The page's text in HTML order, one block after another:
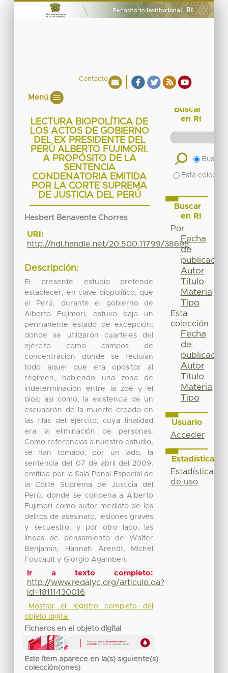
Contacto
Menú
LECTURA BIOPOLÍTICA DE
LOS ACTOS DE GOBIERNO
DEL EX PRESIDENTE DEL
PERÚ ALBERTO FUJIMORI.
A PROPÓSITO DE LA
SENTENCIA
CONDENATORIA EMITIDA
POR LA CORTE SUPREMA
DE JUSTICIA DEL PERÚ
Hesbert Benavente Chorres
URI:
http://hdl.handle.net/20.500.11799/38695
Descripción:
El presente estudio pretende
establecer, en clave biopolítico, que
el Perú, durante el gobierno de
Alberto Fujimori, estuvo bajo un
permanente estado de excepción;
donde se utilizaron cuarteles del
ejército como campos de
concentración donde se recluían
todo aquel que era opositor al
régimen, habiendo una zona de
indeterminación entre la zoé y el
bios; así como, la existencia de un
escuadrón de la muerte creado en
las filas del ejército, cuya finalidad
era la eliminación de personas.
Como referencias a nuestro estudio,
se han tomado, por un lado, la
sentencia del 07 de abril del 2009,
emitida por la Sala Penal Especial de
la Corte Suprema de Justicia del
Perú, donde se condena a Alberto
Fujimori como autor mediato de los
delitos de asesinato, lesiones graves
y secuestro; y por otro lado, las
líneas de pensamiento de Walter
Benjamín, Hannah Arendt, Michel
Foucault y Giorgio Agamben.
Ir a texto completo:
http://www.redalyc.org/articulo.oa?
id=18111430016
Mostrar el registro completo del
objeto digital
Ficheros en el objeto digital
Este ítem aparece en la(s) siguiente(s)
colección(ones)
Buscar
en RI
Buscar
Esta
Buscar
en RI
Por
Fecha
de
publicación
Autor
Título
Materia
Tipo
Esta
colección
Fecha
de
publicación
Autor
Título
Materia
Tipo
Usuario
Acceder
Estadísticas
Estadísticas
de uso